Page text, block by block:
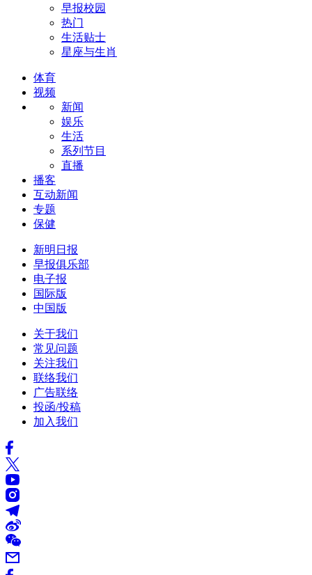
早报校园
热门
生活贴士
星座与生肖
体育
视频
新闻
娱乐
生活
系列节目
直播
播客
互动新闻
专题
保健
新明日报
早报俱乐部
电子报
国际版
中国版
关于我们
常见问题
关注我们
联络我们
广告联络
投函/投稿
加入我们